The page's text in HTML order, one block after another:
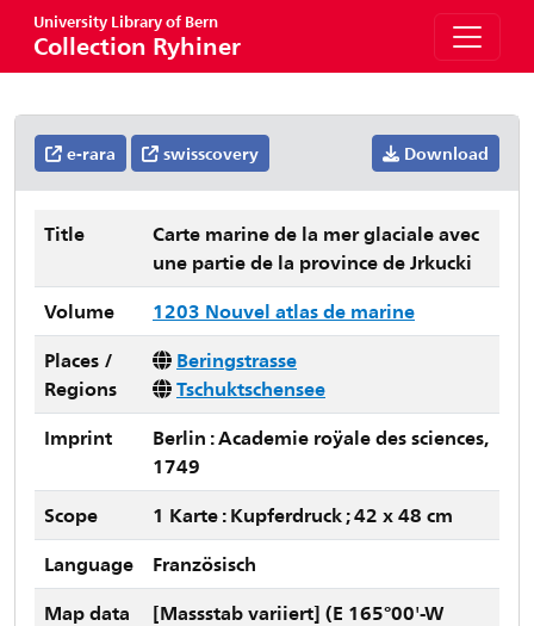
University Library of Bern
Collection Ryhiner
e-rara swisscovery Download
Title
Carte marine de la mer glaciale avec
une partie de la province de Jrkucki
Volume
1203 Nouvel atlas de marine
Places /
Regions
Beringstrasse
Tschuktschensee
Imprint
Berlin : Academie roÿale des sciences,
1749
Scope
1 Karte : Kupferdruck ; 42 x 48 cm
Language
Französisch
Map data
[Massstab variiert] (E 165°00'-W